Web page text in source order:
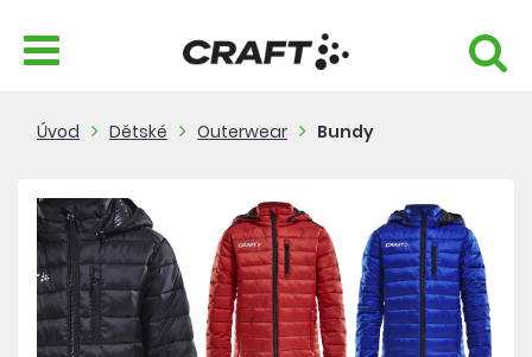
Úvod Dětské Outerwear Bundy